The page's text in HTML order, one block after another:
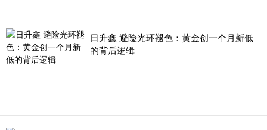
日升鑫 避险光环褪色：黄金创一个月新低
的背后逻辑